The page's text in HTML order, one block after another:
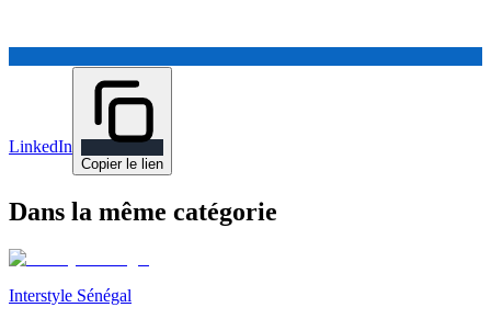
LinkedIn
Copier le lien
Dans la même catégorie
Interstyle Sénégal